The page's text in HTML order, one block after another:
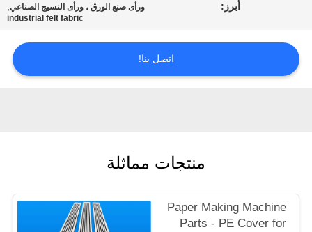
اطلب
اقتباس
POLICY
أبرز: ورأى صنع الورق ، ورأى النسيج الصناعي,
industrial felt fabric
اتصل بنا!
منتجات مماثلة
Paper Making Machine
Parts - PE Cover for